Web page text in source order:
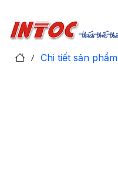
/ Chi tiết sản phẩm